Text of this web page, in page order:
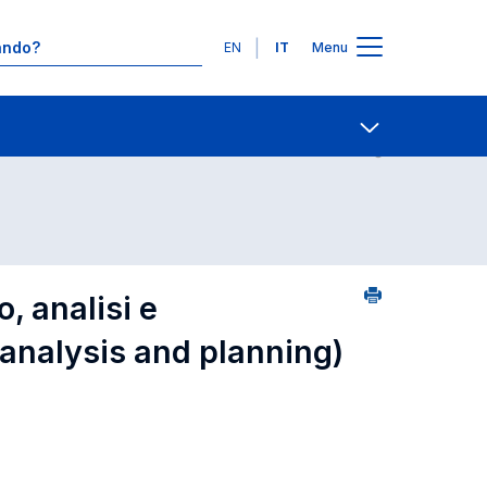
Lingue
EN IT Menu
Ricerca insegnamenti in ordine alfabetico Contatti
analisi e
and planning)